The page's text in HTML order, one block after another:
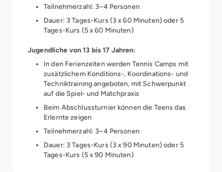
Teilnehmerzahl: 3–4 Personen
Dauer: 3 Tages-Kurs (3 x 60 Minuten) oder 5
Tages-Kurs (5 x 60 Minuten)
Jugendliche von 13 bis 17 Jahren:
In den Ferienzeiten werden Tennis Camps mit
zusätzlichem Konditions-, Koordinations- und
Techniktraining angeboten, mit Schwerpunkt
auf die Spiel- und Matchpraxis
Beim Abschlussturnier können die Teens das
Erlernte zeigen
Teilnehmerzahl: 3–4 Personen
Dauer: 3 Tages-Kurs (3 x 90 Minuten) oder 5
Tages-Kurs (5 x 90 Minuten)